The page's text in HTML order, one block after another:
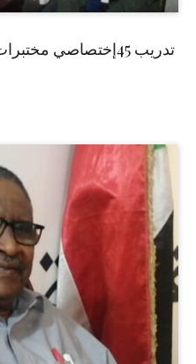
تدريب 45إختصاصي